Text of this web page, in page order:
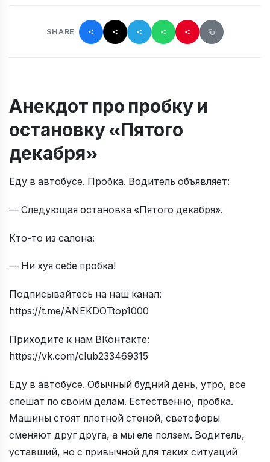
SHARE
Анекдот про пробку и
остановку «Пятого
декабря»
Еду в автобусе. Пробка. Водитель объявляет:
— Следующая остановка «Пятого декабря».
Кто-то из салона:
— Ни хуя себе пробка!
Подписывайтесь на наш канал:
https://t.me/ANEKDOTtop1000
Приходите к нам ВКонтакте:
https://vk.com/club233469315
Еду в автобусе. Обычный будний день, утро, все
спешат по своим делам. Естественно, пробка.
Машины стоят плотной стеной, светофоры
сменяют друг друга, а мы еле ползем. Водитель,
уставший, но с привычной для таких ситуаций